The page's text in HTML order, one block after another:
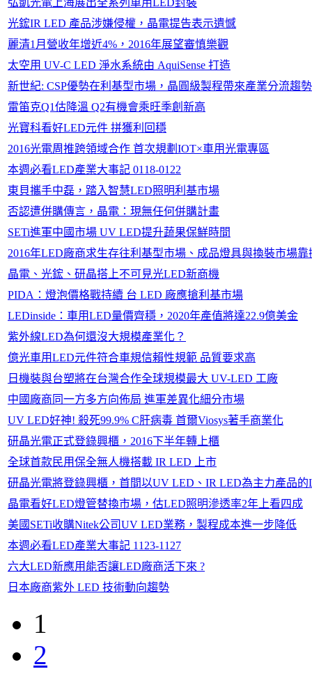
光鋐IR LED 產品涉嫌侵權，晶電提告表示遺憾
麗清1月營收年增近4%，2016年展望審慎樂觀
太空用 UV-C LED 淨水系統由 AquiSense 打造
新世紀: CSP優勢在利基型市場，晶圓級製程帶來產業分流趨勢
雷笛克Q1估降溫 Q2有機會乘旺季創新高
光寶科看好LED元件 拼獲利回穩
2016光電周推跨領域合作 首次規劃IOT×車用光電專區
本週必看LED產業大事記 0118-0122
東貝攜手中磊，踏入智慧LED照明利基市場
否認遭併購傳言，晶電：現無任何併購計畫
SETi進軍中國市場 UV LED提升蔬果保鮮時間
2016年LED廠商求生存往利基型市場、成品燈具與換裝市場靠
晶電、光鋐、研晶搭上不可見光LED新商機
PIDA：燈泡價格戰持續 台 LED 廠應搶利基市場
LEDinside：車用LED量價齊穩，2020年產值將達22.9億美金
紫外線LED為何還沒大規模產業化？
億光車用LED元件符合車規信賴性規範 品質要求高
日機裝與台塑將在台灣合作全球規模最大 UV-LED 工廠
中國廠商同一方多方向佈局 進軍差異化細分市場
UV LED好神! 殺死99.9% C肝病毒 首爾Viosys著手商業化
研晶光電正式登錄興櫃，2016下半年轉上櫃
全球首款民用保全無人機搭載 IR LED 上市
研晶光電將登錄興櫃，首間以UV LED、IR LED為主力產品的
晶電看好LED燈管替換市場，估LED照明滲透率2年上看四成
美國SETi收購Nitek公司UV LED業務，製程成本進一步降低
本週必看LED產業大事記 1123-1127
六大LED新應用能否讓LED廠商活下來 ?
日本廠商紫外 LED 技術動向趨勢
1
2